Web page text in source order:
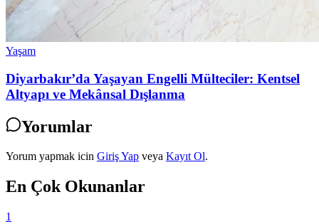
Yaşam
Diyarbakır’da Yaşayan Engelli Mülteciler: Kentsel
Altyapı ve Mekânsal Dışlanma
Yorumlar
Yorum yapmak icin Giriş Yap veya Kayıt Ol.
En Çok Okunanlar
1